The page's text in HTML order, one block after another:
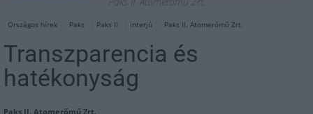
Országos hírek Paks Paks II interjú Paks II. Atomerőmű Zrt.
Transzparencia és
hatékonyság
Paks II. Atomerőmű Zrt.